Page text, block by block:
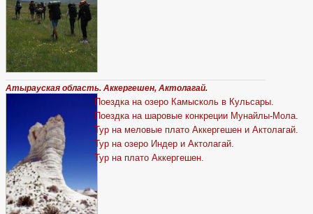
Атырауская область. Аккергешен, Актолагай.
Поездка на озеро Камысколь в Кульсары.
Поездка на шаровые конкреции Мунайлы-Мола.
Тур на меловые плато Аккергешен и Актолагай.
Тур на озеро Индер и Актолагай.
Тур на плато Аккергешен.